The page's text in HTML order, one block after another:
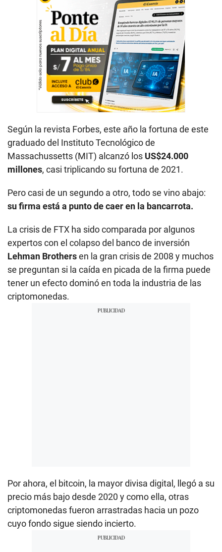
Según la revista Forbes, este año la fortuna de este
graduado del Instituto Tecnológico de
Massachussetts (MIT) alcanzó los US$24.000
millones, casi triplicando su fortuna de 2021.
Pero casi de un segundo a otro, todo se vino abajo:
su firma está a punto de caer en la bancarrota.
La crisis de FTX ha sido comparada por algunos
expertos con el colapso del banco de inversión
Lehman Brothersen la gran crisis de 2008 y muchos
se preguntan si la caída en picada de la firma puede
tener un efecto dominó en toda la industria de las
criptomonedas.
Por ahora, el bitcoin, la mayor divisa digital, llegó a su
precio más bajo desde 2020 y como ella, otras
criptomonedas fueron arrastradas hacia un pozo
cuyo fondo sigue siendo incierto.